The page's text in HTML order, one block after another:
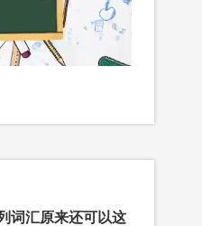
词汇原来还可以这